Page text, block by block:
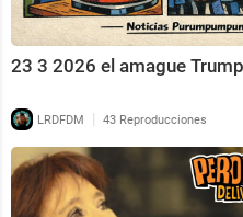
23 3 2026 el amague
LRDFDM | 43 Reproducciones